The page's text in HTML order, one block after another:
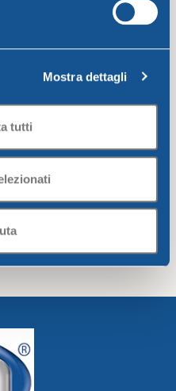
Mostra dettagli
tutti
3,94
Add To Cart